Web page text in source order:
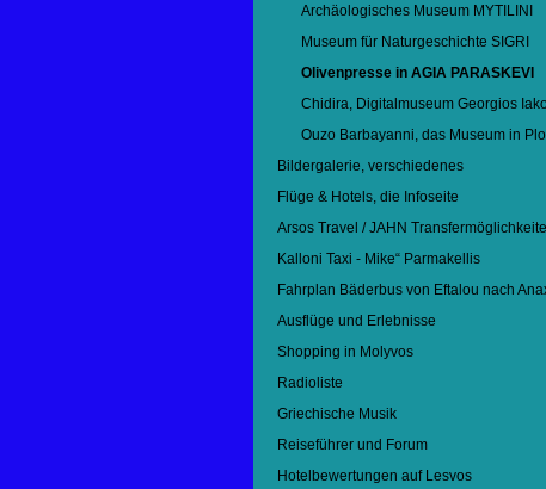
Archäologisches Museum MYTILINI
Museum für Naturgeschichte SIGRI
Olivenpresse in AGIA PARASKEVI
Chidira, Digitalmuseum Georgios
Ouzo Barbayanni, das Museum in
Bildergalerie, verschiedenes
Flüge & Hotels, die Infoseite
Arsos Travel / JAHN
Kalloni Taxi - Mike“ Parmakellis
Fahrplan Bäderbus von Eftalou nach
Ausflüge und Erlebnisse
Shopping in Molyvos
Radioliste
Griechische Musik
Reiseführer und Forum
Hotelbewertungen auf Lesvos